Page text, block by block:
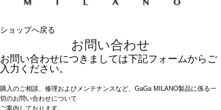
ショップへ戻る
お問い合わせ
お問い合わせにつきましては下記フォームからご
入力ください。
購入のご相談、修理およびメンテナンスなど、GaGa MILANO製品に係る一
切のお問い合わせについて
ご案内しております。